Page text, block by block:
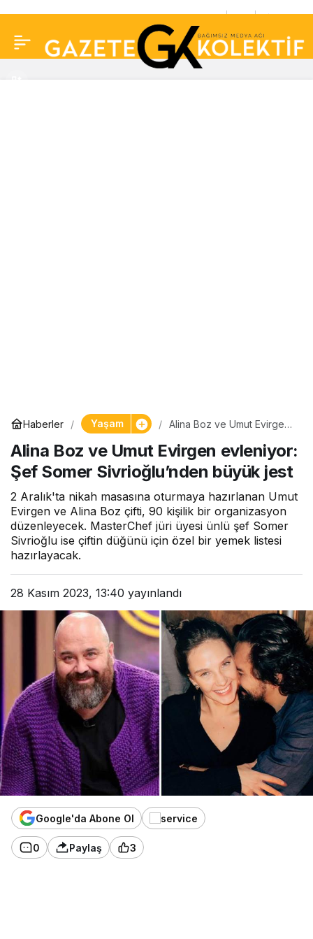
Haberler Yaşam
Alina Boz ve Umut Evirgen
Sivrioğlu’nden büyük jest
Alina Boz ve Umut Evirgen evleniyor:
Şef Somer Sivrioğlu’nden büyük jest
2 Aralık'ta nikah masasına oturmaya hazırlanan Umut
Evirgen ve Alina Boz çifti, 90 kişilik bir organizasyon
düzenleyecek. MasterChef jüri üyesi ünlü şef Somer
Sivrioğlu ise çiftin düğünü için özel bir yemek listesi
hazırlayacak.
28 Kasım 2023, 13:40 yayınlandı
Google'da Abone Ol
0 Paylaş 3
basıp gözaltına almıştı!